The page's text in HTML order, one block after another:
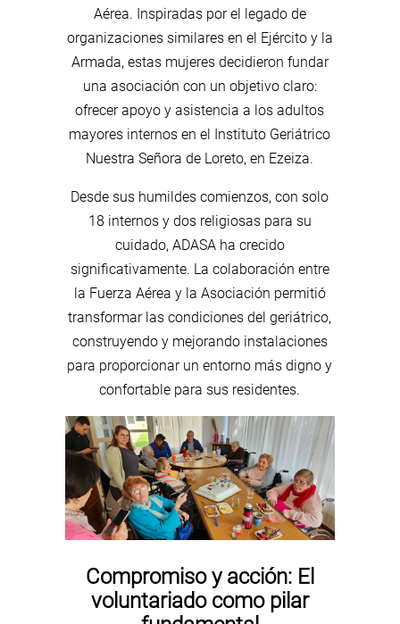
Aérea. Inspiradas por el legado de
organizaciones similares en el Ejército y la
Armada, estas mujeres decidieron fundar
una asociación con un objetivo claro:
ofrecer apoyo y asistencia a los adultos
mayores internos en el Instituto Geriátrico
Nuestra Señora de Loreto, en Ezeiza.
Desde sus humildes comienzos, con solo
18 internos y dos religiosas para su
cuidado, ADASA ha crecido
significativamente. La colaboración entre
la Fuerza Aérea y la Asociación permitió
transformar las condiciones del geriátrico,
construyendo y mejorando instalaciones
para proporcionar un entorno más digno y
confortable para sus residentes.
Compromiso y acción: El
voluntariado como pilar